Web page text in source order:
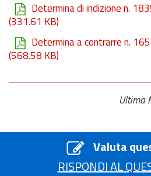
Determina di indizione n.
(331.61 KB)
Determina a contrarre n.
(568.58 KB)
Ultima
Valuta
RISPONDI AL